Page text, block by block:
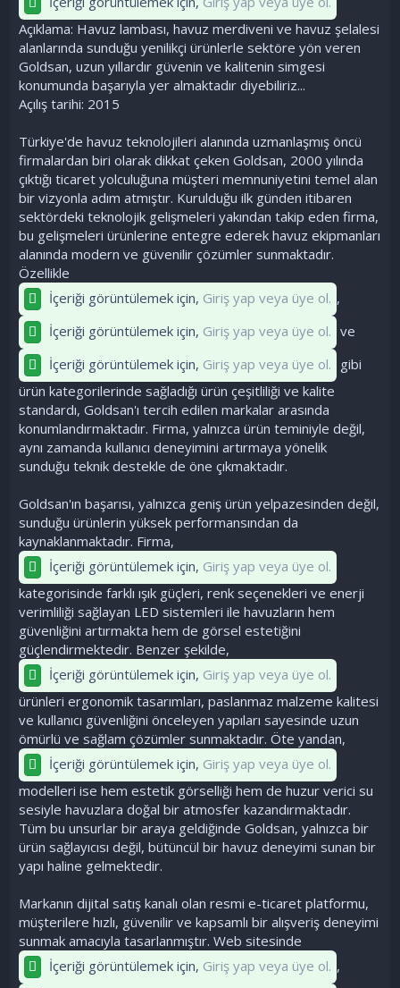
Açıklama: Havuz lambası, havuz merdiveni ve havuz şelalesi
alanlarında sunduğu yenilikçi ürünlerle sektöre yön veren
Goldsan, uzun yıllardır güvenin ve kalitenin simgesi
konumunda başarıyla yer almaktadır diyebiliriz...
Açılış tarihi: 2015
Türkiye'de havuz teknolojileri alanında uzmanlaşmış öncü
firmalardan biri olarak dikkat çeken Goldsan, 2000 yılında
çıktığı ticaret yolculuğuna müşteri memnuniyetini temel alan
bir vizyonla adım atmıştır. Kurulduğu ilk günden itibaren
sektördeki teknolojik gelişmeleri yakından takip eden firma,
bu gelişmeleri ürünlerine entegre ederek havuz ekipmanları
alanında modern ve güvenilir çözümler sunmaktadır.
Özellikle
İçeriği görüntülemek için, Giriş yap veya üye ol. ,
İçeriği görüntülemek için, Giriş yap veya üye ol. ve
İçeriği görüntülemek için, Giriş yap veya üye ol. gibi
ürün kategorilerinde sağladığı ürün çeşitliliği ve kalite
standardı, Goldsan'ı tercih edilen markalar arasında
konumlandırmaktadır. Firma, yalnızca ürün teminiyle değil,
aynı zamanda kullanıcı deneyimini artırmaya yönelik
sunduğu teknik destekle de öne çıkmaktadır.
Goldsan'ın başarısı, yalnızca geniş ürün yelpazesinden değil,
sunduğu ürünlerin yüksek performansından da
kaynaklanmaktadır. Firma,
İçeriği görüntülemek için, Giriş yap veya üye ol.
kategorisinde farklı ışık güçleri, renk seçenekleri ve enerji
verimliliği sağlayan LED sistemleri ile havuzların hem
güvenliğini artırmakta hem de görsel estetiğini
güçlendirmektedir. Benzer şekilde,
İçeriği görüntülemek için, Giriş yap veya üye ol.
ürünleri ergonomik tasarımları, paslanmaz malzeme kalitesi
ve kullanıcı güvenliğini önceleyen yapıları sayesinde uzun
ömürlü ve sağlam çözümler sunmaktadır. Öte yandan,
İçeriği görüntülemek için, Giriş yap veya üye ol.
modelleri ise hem estetik görselliği hem de huzur verici su
sesiyle havuzlara doğal bir atmosfer kazandırmaktadır.
Tüm bu unsurlar bir araya geldiğinde Goldsan, yalnızca bir
ürün sağlayıcısı değil, bütüncül bir havuz deneyimi sunan bir
yapı haline gelmektedir.
Markanın dijital satış kanalı olan resmi e-ticaret platformu,
müşterilere hızlı, güvenilir ve kapsamlı bir alışveriş deneyimi
sunmak amacıyla tasarlanmıştır. Web sitesinde
İçeriği görüntülemek için, Giriş yap veya üye ol. ,